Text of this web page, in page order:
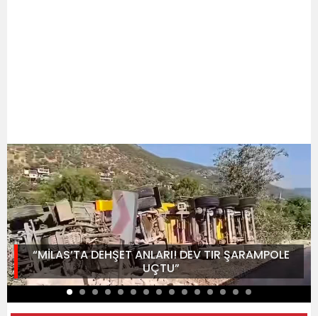
“MİLAS’TA DEHŞET ANLARI! DEV TIR ŞARAMPOLE
UÇTU”